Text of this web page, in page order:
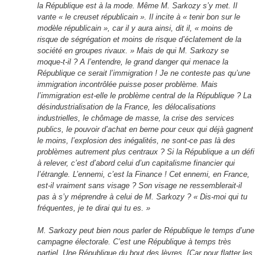
la République est à la mode. Même M. Sarkozy s’y met. Il
vante « le creuset républicain ». Il incite à « tenir bon sur le
modèle républicain », car il y aura ainsi, dit il, « moins de
risque de ségrégation et moins de risque d’éclatement de la
société en groupes rivaux. » Mais de qui M. Sarkozy se
moque-t-il ? A l’entendre, le grand danger qui menace la
République ce serait l’immigration ! Je ne conteste pas qu’une
immigration incontrôlée puisse poser problème. Mais
l’immigration est-elle le problème central de la République ? La
désindustrialisation de la France, les délocalisations
industrielles, le chômage de masse, la crise des services
publics, le pouvoir d’achat en berne pour ceux qui déjà gagnent
le moins, l’explosion des inégalités, ne sont-ce pas là des
problèmes autrement plus centraux ? Si la République a un défi
à relever, c’est d’abord celui d’un capitalisme financier qui
l’étrangle. L’ennemi, c’est la Finance ! Cet ennemi, en France,
est-il vraiment sans visage ? Son visage ne ressemblerait-il
pas à s’y méprendre à celui de M. Sarkozy ? « Dis-moi qui tu
fréquentes, je te dirai qui tu es. »
M. Sarkozy peut bien nous parler de République le temps d’une
campagne électorale. C’est une République à temps très
partiel. Une République du bout des lèvres. [Car pour flatter les